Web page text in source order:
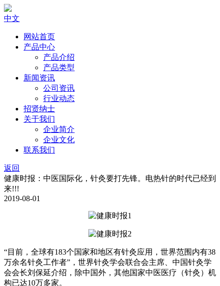
中文
网站首页
产品中心
产品介绍
产品类型
新闻资讯
公司资讯
行业动态
招贤纳士
关于我们
企业简介
企业文化
联系我们
返回
健康时报：中医国际化，针灸要打先锋。电热针的时代已经到
来!!!
2019-08-01
“目前，全球有183个国家和地区有针灸应用，世界范围内有38
万余名针灸工作者”，世界针灸学会联合会主席、中国针灸学
会会长刘保延介绍，除中国外，其他国家中医医疗（针灸）机
构已达10万多家。